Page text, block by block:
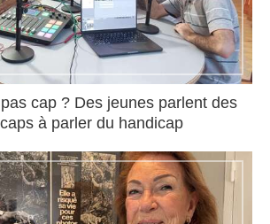
cap ? Des jeunes parlent des
à parler du handicap